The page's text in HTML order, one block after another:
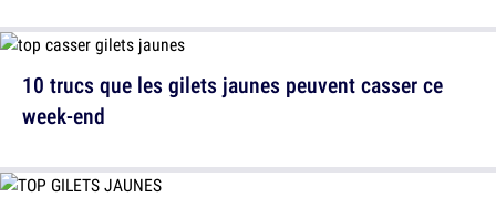
10 trucs que les gilets jaunes peuvent casser ce
week-end